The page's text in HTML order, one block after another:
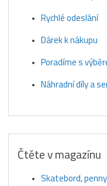
Rychlé odeslání
Dárek k nákupu
Poradíme s
Náhradní díly a
Čtěte v magazínu
Skatebord,